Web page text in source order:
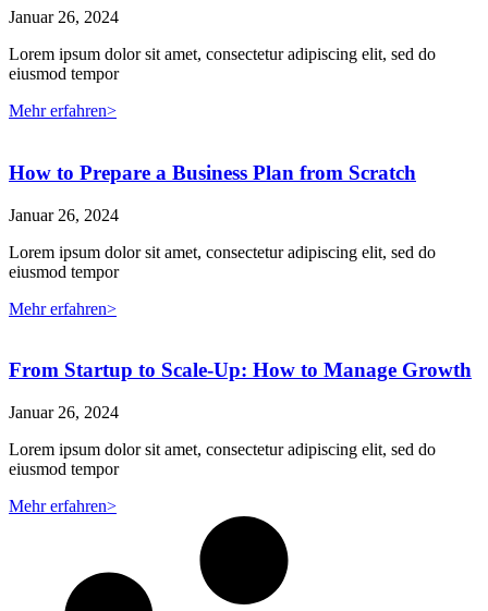
Januar 26, 2024
Lorem ipsum dolor sit amet, consectetur adipiscing elit, sed do
eiusmod tempor
Mehr erfahren>
How to Prepare a Business Plan from Scratch
Januar 26, 2024
Lorem ipsum dolor sit amet, consectetur adipiscing elit, sed do
eiusmod tempor
Mehr erfahren>
From Startup to Scale-Up: How to Manage Growth
Januar 26, 2024
Lorem ipsum dolor sit amet, consectetur adipiscing elit, sed do
eiusmod tempor
Mehr erfahren>